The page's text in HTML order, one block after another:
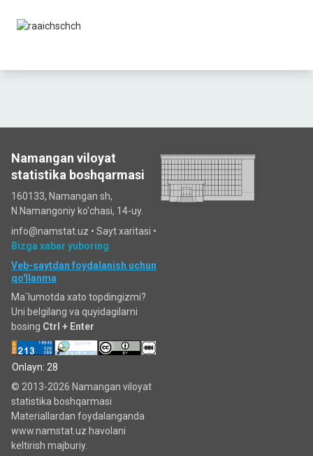
Namangan viloyat
statistika boshqarmasi
160133, Namangan sh,
N.Namangoniy ko'chasi, 14-uy.
info@namstat.uz • Sayt xaritasi •
Bizga xabar yuboring
Veb-saytdan foydalanish uchun
qo'llanma
Ma`lumotda xato topdingizmi?
Uni belgilang va quyidagilarni
bosing Ctrl + Enter
Onlayn: 28
© 2013-2026 Namangan viloyat
statistika boshqarmasi
Materiallardan foydalanganda
www.namstat.uz havolani
keltirish majburiy.